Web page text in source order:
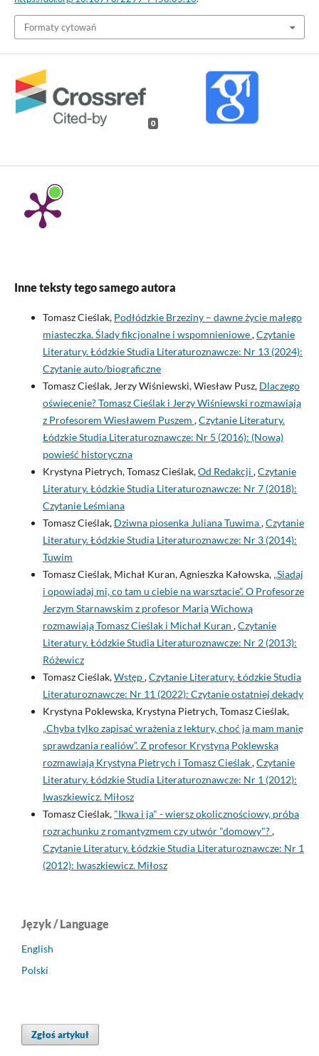
Formaty cytowań
0
Inne teksty tego samego autora
Tomasz Cieślak, Podłódzkie Brzeziny – dawne życie małego
miasteczka. Ślady fikcjonalne i wspomnieniowe,Czytanie
Literatury. Łódzkie Studia Literaturoznawcze: Nr 13 (2024):
Czytanie auto/biograficzne
Tomasz Cieślak, Jerzy Wiśniewski, Wiesław Pusz, Dlaczego
oświecenie? Tomasz Cieślak i Jerzy Wiśniewski rozmawiają
z Profesorem Wiesławem Puszem ,Czytanie Literatury.
Łódzkie Studia Literaturoznawcze: Nr 5 (2016): (Nowa)
powieść historyczna
Krystyna Pietrych, Tomasz Cieślak,Od Redakcji ,Czytanie
Literatury. Łódzkie Studia Literaturoznawcze: Nr 7 (2018):
Czytanie Leśmiana
Tomasz Cieślak, Dziwna piosenka Juliana Tuwima,Czytanie
Literatury. Łódzkie Studia Literaturoznawcze: Nr 3 (2014):
Tuwim
Tomasz Cieślak, Michał Kuran, Agnieszka Kałowska, „Siadaj
i opowiadaj mi, co tam u ciebie na warsztacie”. O Profesorze
Jerzym Starnawskim z profesor Marią Wichową
rozmawiają Tomasz Cieślak i Michał Kuran ,Czytanie
Literatury. Łódzkie Studia Literaturoznawcze: Nr 2 (2013):
Różewicz
Tomasz Cieślak,Wstęp,Czytanie Literatury. Łódzkie Studia
Literaturoznawcze: Nr 11 (2022): Czytanie ostatniej dekady
Krystyna Poklewska, Krystyna Pietrych, Tomasz Cieślak,
„Chyba tylko zapisać wrażenia z lektury, choć ja mam manię
sprawdzania realiów”. Z profesor Krystyną Poklewską
rozmawiają Krystyna Pietrych i Tomasz Cieślak,Czytanie
Literatury. Łódzkie Studia Literaturoznawcze: Nr 1 (2012):
Iwaszkiewicz. Miłosz
Tomasz Cieślak, "Ikwa i ja" - wiersz okolicznościowy, próba
rozrachunku z romantyzmem czy utwór "domowy"?,
Czytanie Literatury. Łódzkie Studia Literaturoznawcze: Nr 1
(2012): Iwaszkiewicz. Miłosz
Język / Language
English
Polski
Zgłoś artykuł